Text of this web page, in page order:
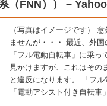
（FNN）） –
（写真はイメージです）
ませんが・・・ 最近、外国
「フル電動自転車」に乗っ
見かけますが、これはその
と違反になります。 「フル
「電動アシスト付き自転車